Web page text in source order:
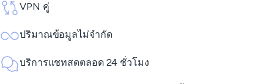
VPN คู่
ปริมาณข้อมูลไม่จำกัด
บริการแชทสดตลอด 24 ชั่วโมง